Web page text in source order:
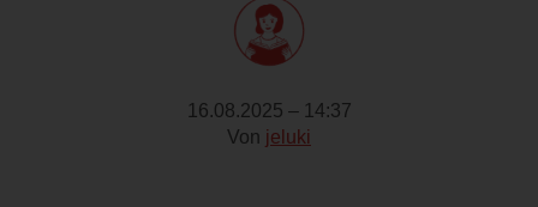
16.08.2025 – 14:37
Von jeluki